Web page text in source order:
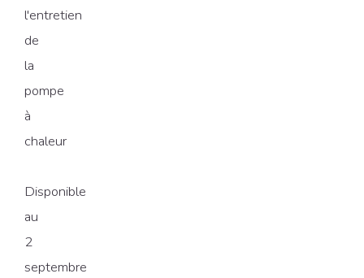
l'entretien
de
la
pompe
à
chaleur
Disponible
au
2
septembre